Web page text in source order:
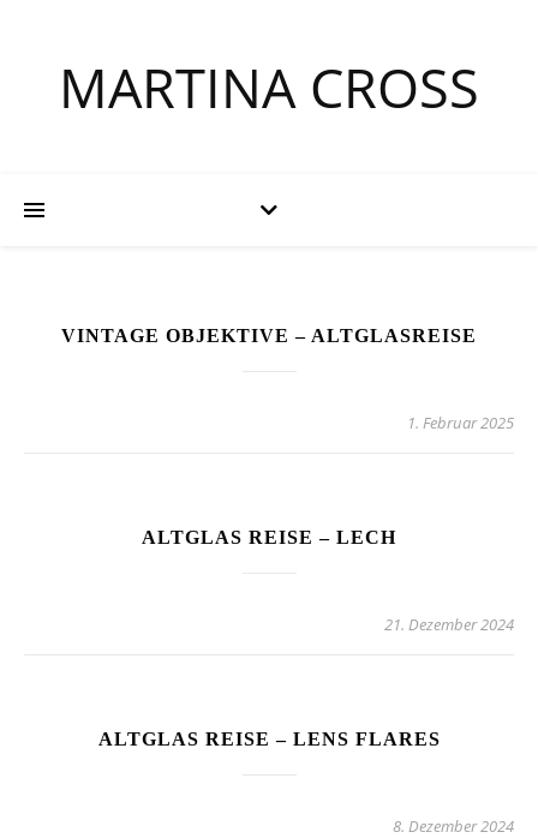
MARTINA CROSS
VINTAGE OBJEKTIVE – ALTGLASREISE
1. Februar 2025
ALTGLAS REISE – LECH
21. Dezember 2024
ALTGLAS REISE – LENS FLARES
8. Dezember 2024